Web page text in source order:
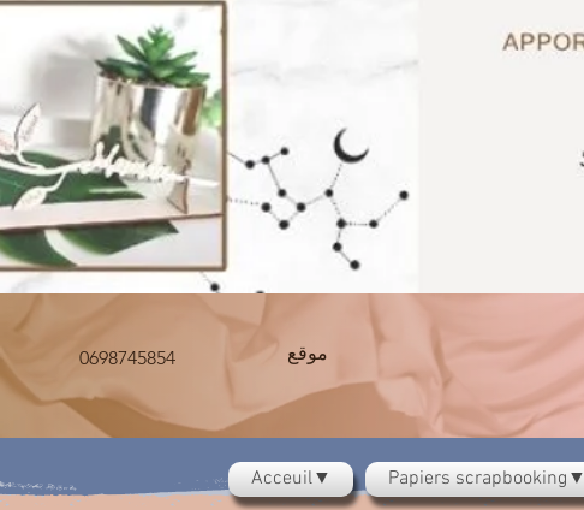
Acceuil▼ Papiers scrapbooking▼
0698745854 موقع